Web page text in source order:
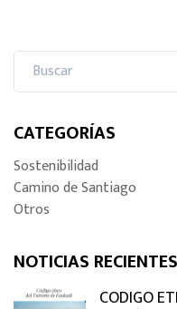
CATEGORÍAS
Sostenibilidad
Camino de Santiago
Otros
NOTICIAS RECIENTES
CODIGO